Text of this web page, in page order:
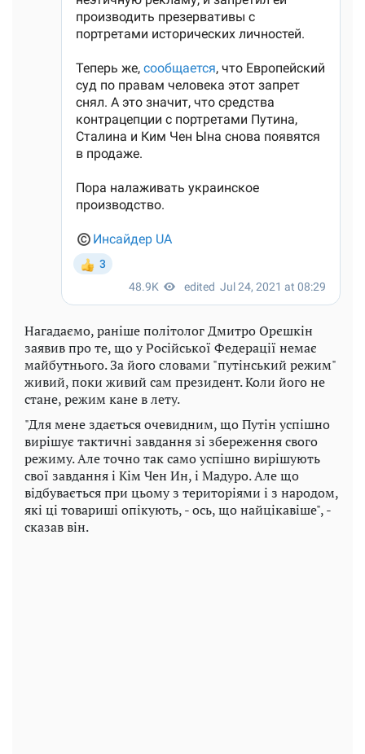
Нагадаємо, раніше політолог Дмитро Орєшкін
заявив про те, що у Російської Федерації немає
майбутнього. За його словами "путінський режим"
живий, поки живий сам президент. Коли його не
стане, режим кане в лету.
"Для мене здається очевидним, що Путін успішно
вирішує тактичні завдання зі збереження свого
режиму. Але точно так само успішно вирішують
свої завдання і Кім Чен Ин, і Мадуро. Але що
відбувається при цьому з територіями і з народом,
які ці товариші опікують, - ось, що найцікавіше", -
сказав він.